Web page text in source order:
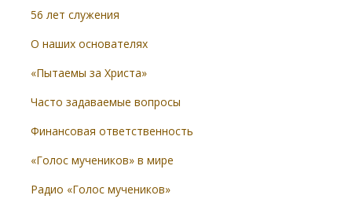
56 лет служения
О наших основателях
«Пытаемы за Христа»
Часто задаваемые вопросы
Финансовая ответственность
«Голос мучеников» в мире
Радио «Голос мучеников»